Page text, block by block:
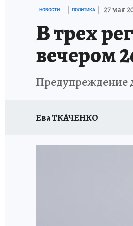
ЗАПОВЕДНАЯ
НОВОСТИ ПОЛИТИКА 27 мая
В трех
вечером
Предупреждение
Ева ТКАЧЕНКО